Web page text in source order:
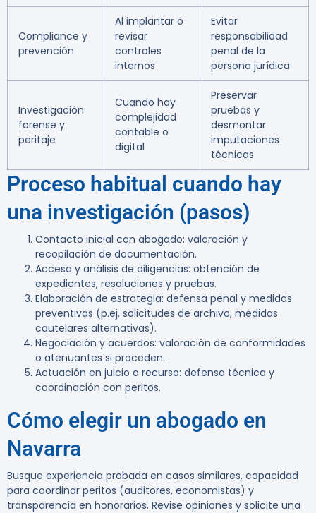
Compliance y
prevención
Al implantar o
revisar
controles
internos
Evitar
responsabilidad
penal de la
persona jurídica
Investigación
forense y
peritaje
Cuando hay
complejidad
contable o
digital
Preservar
pruebas y
desmontar
imputaciones
técnicas
Proceso habitual cuando hay
una investigación (pasos)
Contacto inicial con abogado: valoración y
recopilación de documentación.
Acceso y análisis de diligencias: obtención de
expedientes, resoluciones y pruebas.
Elaboración de estrategia: defensa penal y medidas
preventivas (p.ej. solicitudes de archivo, medidas
cautelares alternativas).
Negociación y acuerdos: valoración de conformidades
o atenuantes si proceden.
Actuación en juicio o recurso: defensa técnica y
coordinación con peritos.
Cómo elegir un abogado en
Navarra
Busque experiencia probada en casos similares, capacidad
para coordinar peritos (auditores, economistas) y
transparencia en honorarios. Revise opiniones y solicite una